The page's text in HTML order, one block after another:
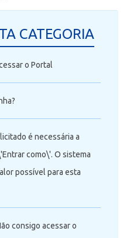
CATEGORIA
o Portal
é necessária a
como\'. O sistema
possível para esta
consigo acessar o